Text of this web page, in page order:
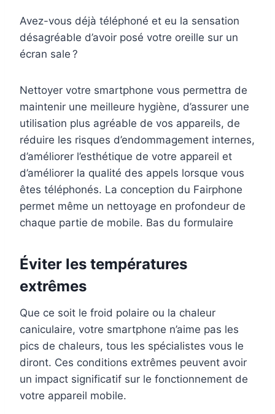
Avez-vous déjà téléphoné et eu la sensation
désagréable d’avoir posé votre oreille sur un
écran sale ?
Nettoyer votre smartphone vous permettra de
maintenir une meilleure hygiène, d’assurer une
utilisation plus agréable de vos appareils, de
réduire les risques d’endommagement internes,
d’améliorer l’esthétique de votre appareil et
d’améliorer la qualité des appels lorsque vous
êtes téléphonés. La conception du Fairphone
permet même un nettoyage en profondeur de
chaque partie de mobile. Bas du formulaire
Éviter les températures
extrêmes
Que ce soit le froid polaire ou la chaleur
caniculaire, votre smartphone n’aime pas les
pics de chaleurs, tous les spécialistes vous le
diront. Ces conditions extrêmes peuvent avoir
un impact significatif sur le fonctionnement de
votre appareil mobile.